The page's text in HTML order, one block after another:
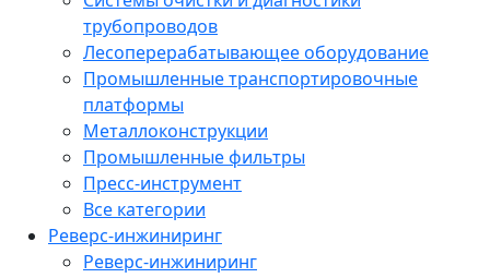
трубопроводов
Лесоперерабатывающее оборудование
Промышленные транспортировочные
платформы
Металлоконструкции
Промышленные фильтры
Пресс-инструмент
Все категории
Реверс-инжиниринг
Реверс-инжиниринг